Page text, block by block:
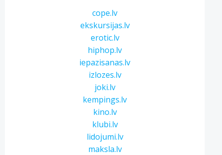
cope.lv
ekskursijas.lv
erotic.lv
hiphop.lv
iepazisanas.lv
izlozes.lv
joki.lv
kempings.lv
kino.lv
klubi.lv
lidojumi.lv
maksla.lv